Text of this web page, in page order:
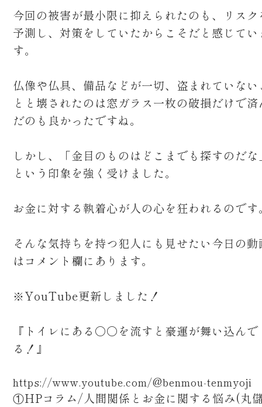
今回の被害が最小限に抑えられたのも、リスク
予測し、対策をしていたからこそだと感じてい
す。
仏像や仏具、備品などが一切、盗まれていない
とと壊されたのは窓ガラス一枚の破損だけで済
だのも良かったですね。
しかし、「金目のものはどこまでも探すのだな
という印象を強く受けました。
お金に対する執着心が人の心を狂われるのです
そんな気持ちを持つ犯人にも見せたい今日の動
はコメント欄にあります。
※YouTube更新しました！
『トイレにある〇〇を流すと豪運が舞い込んで
る！』
https://www.youtube.com/@benmou-tenmyoji
①HPコラム/人間関係とお金に関する悩み(丸